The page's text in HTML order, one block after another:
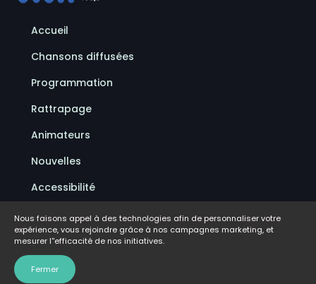
Accueil
Chansons diffusées
Programmation
Rattrapage
Animateurs
Nouvelles
Accessibilité
Politique de confidentialité
Conditions d'utilisation
FAQ
Nous faisons appel à des technologies afin de personnaliser votre
expérience, vous rejoindre grâce à nos campagnes marketing, et
mesurer l''efficacité de nos initiatives.
Fermer